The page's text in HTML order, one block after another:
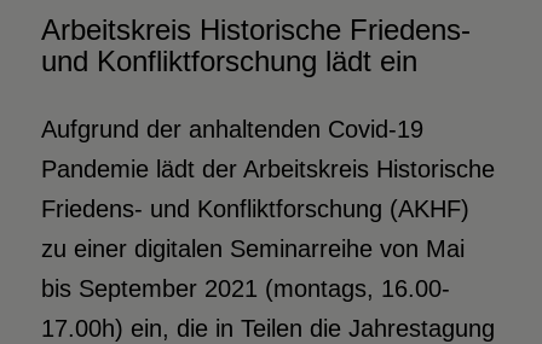
Arbeitskreis Historische Friedens-
und Konfliktforschung lädt ein
Aufgrund der anhaltenden Covid-19
Pandemie lädt der Arbeitskreis Historische
Friedens- und Konfliktforschung (AKHF)
zu einer digitalen Seminarreihe von Mai
bis September 2021 (montags, 16.00-
17.00h) ein, die in Teilen die Jahrestagung